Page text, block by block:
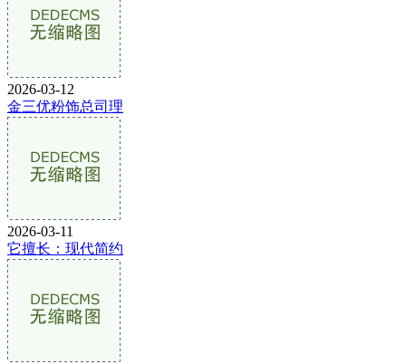
2026-03-12
金三优粉饰总司理
2026-03-11
它擅长：现代简约